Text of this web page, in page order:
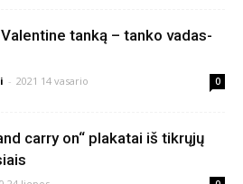
tanką – tanko vadas-
- 2021 14 vasario 0
carry on“ plakatai iš tikrųjų